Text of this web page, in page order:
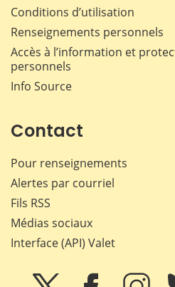
Conditions d’utilisation
Renseignements personnels
Accès à l’information et
personnels
Info Source
Contact
Pour renseignements
Alertes par courriel
Fils RSS
Médias sociaux
Interface (API) Valet